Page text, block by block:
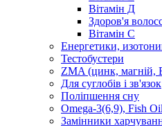
Вітамін Д
Здоров'я
Вітамін С
Енергетики,
Тестобустери
ZMA (цинк, магній,
Для суглобів і зв'язок
Поліпшення сну
Omega-3(6,9), Fish Oil
Замінники